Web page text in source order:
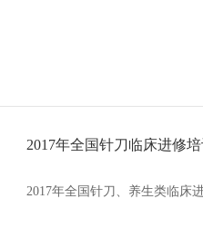
2017年全国针刀临床进修
2017年全国针刀、养生类临床